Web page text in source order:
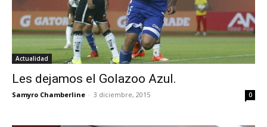
Actualidad
Les dejamos el Golazoo Azul.
Samyro Chamberline - 3 diciembre, 2015 0